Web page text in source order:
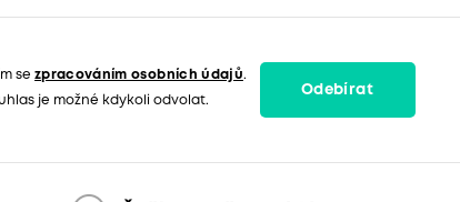
sezpracováním osobních údajů.
je možné kdykoli odvolat.
Odebírat